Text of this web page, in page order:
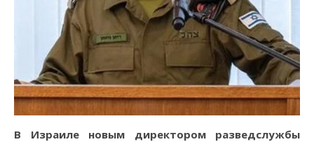
В Израиле новым директором разведслужбы